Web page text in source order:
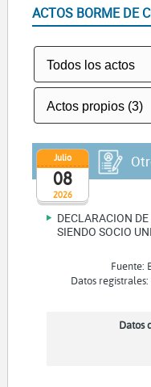
ACTOS BORME DE
2026
Julio
08
DECLARACION
SIENDO SOCIO
Fuente:
Datos
Datos